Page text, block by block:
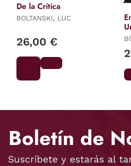
De la Crítica
BOLTANSKI, LUC
26,00 €
Boletín de
Suscríbete y estarás al